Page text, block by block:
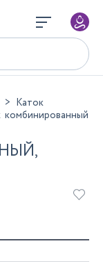
Каток
комбинированный